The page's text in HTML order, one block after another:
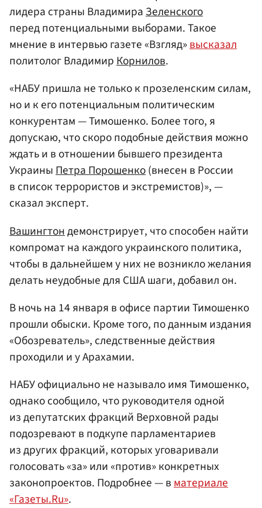
лидера страны ВладимираЗеленского
перед потенциальными выборами. Такое
мнение в интервью газете «Взгляд»высказал
политолог ВладимирКорнилов.
«НАБУ пришла не только к прозеленским силам,
но и к его потенциальным политическим
конкурентам — Тимошенко. Более того, я
допускаю, что скоро подобные действия можно
ждать и в отношении бывшего президента
УкраиныПетра Порошенко(внесен в России
в список террористов и экстремистов)», —
сказал эксперт.
Вашингтондемонстрирует, что способен найти
компромат на каждого украинского политика,
чтобы в дальнейшем у них не возникло желания
делать неудобные для США шаги, добавил он.
В ночь на 14 января в офисе партии Тимошенко
прошли обыски. Кроме того, по данным издания
«Обозреватель», следственные действия
проходили и у Арахамии.
НАБУ официально не называло имя Тимошенко,
однако сообщило, что руководителя одной
из депутатских фракций Верховной рады
подозревают в подкупе парламентариев
из других фракций, которых уговаривали
голосовать «за» или «против» конкретных
законопроектов. Подробнее — вматериале
«Газеты.Ru».